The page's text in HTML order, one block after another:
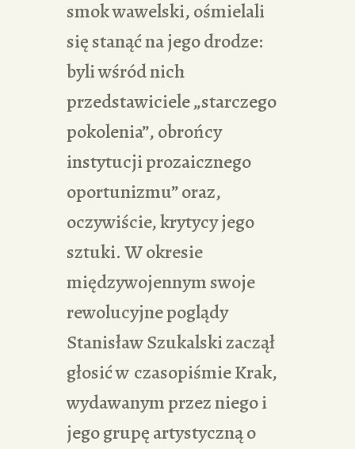
smok wawelski, ośmielali
się stanąć na jego drodze:
byli wśród nich
przedstawiciele „starczego
pokolenia”, obrońcy
instytucji prozaicznego
oportunizmu” oraz,
oczywiście, krytycy jego
sztuki. W okresie
międzywojennym swoje
rewolucyjne poglądy
Stanisław Szukalski zaczął
głosić w czasopiśmie Krak,
wydawanym przez niego i
jego grupę artystyczną o